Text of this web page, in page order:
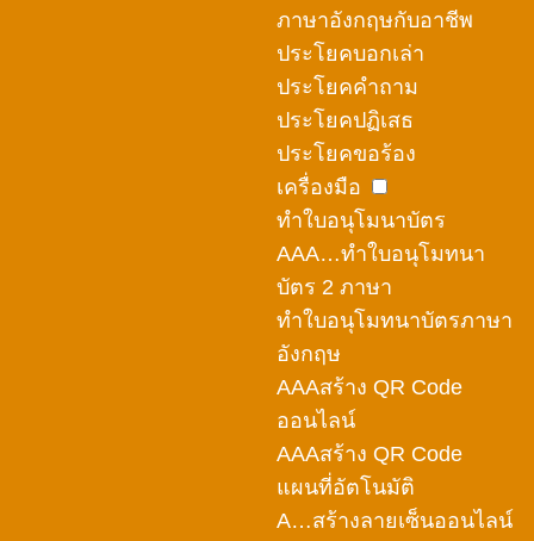
ภาษาอังกฤษกับอาชีพ
ประโยคบอกเล่า
ประโยคคำถาม
ประโยคปฏิเสธ
ประโยคขอร้อง
เครื่องมือ
ทำใบอนุโมนาบัตร
AAA…ทำใบอนุโมทนา
บัตร 2 ภาษา
ทำใบอนุโมทนาบัตรภาษา
อังกฤษ
AAAสร้าง QR Code
ออนไลน์
AAAสร้าง QR Code
แผนที่อัตโนมัติ
A…สร้างลายเซ็นออนไลน์